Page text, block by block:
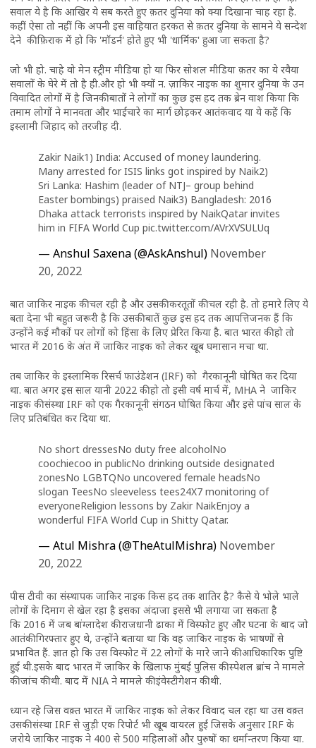
सवाल ये है कि आखिर ये सब करते हुए क़तर दुनिया को क्या दिखाना चाह रहा है.
कहीं ऐसा तो नहीं कि अपनी इस वाहियात हरकत से क़तर दुनिया के सामने ये सन्देश
देने की फ़िराक में हो कि 'मॉडर्न' होते हुए भी 'धार्मिक' हुआ जा सकता है?
जो भी हो. चाहे वो मेन स्ट्रीम मीडिया हो या फिर सोशल मीडिया क़तर का ये रवैया
सवालों के घेरे में तो है ही.और हो भी क्यों न. ज़ाकिर नाइक का शुमार दुनिया के उन
विवादित लोगों में है जिनकी बातों ने लोगों का कुछ इस हद तक ब्रेन वाश किया कि
तमाम लोगों ने मानवता और भाईचारे का मार्ग छोड़कर आतंकवाद या ये कहें कि
इस्लामी जिहाद को तरजीह दी.
Zakir Naik1) India: Accused of money laundering.
Many arrested for ISIS links got inspired by Naik2)
Sri Lanka: Hashim (leader of NTJ– group behind
Easter bombings) praised Naik3) Bangladesh: 2016
Dhaka attack terrorists inspired by NaikQatar invites
him in FIFA World Cup pic.twitter.com/AVrXVSULUq
— Anshul Saxena (@AskAnshul) November
20, 2022
बात जाकिर नाइक की चल रही है और उसकी करतूतों की चल रही है. तो हमारे लिए ये
बता देना भी बहुत जरूरी है कि उसकी बातें कुछ इस हद तक आपत्तिजनक हैं कि
उन्होंने कई मौकों पर लोगों को हिंसा के लिए प्रेरित किया है. बात भारत की हो तो
भारत में 2016 के अंत में जाकिर नाइक को लेकर खूब घमासान मचा था.
तब जाकिर के इस्लामिक रिसर्च फाउंडेशन (IRF) को गैरकानूनी घोषित कर दिया
था. बात अगर इस साल यानी 2022 की हो तो इसी वर्ष मार्च में, MHA ने जाकिर
नाइक की संस्था IRF को एक गैरकानूनी संगठन घोषित किया और इसे पांच साल के
लिए प्रतिबंधित कर दिया था.
No short dressesNo duty free alcoholNo
coochiecoo in publicNo drinking outside designated
zonesNo LGBTQNo uncovered female headsNo
slogan TeesNo sleeveless tees24X7 monitoring of
everyoneReligion lessons by Zakir NaikEnjoy a
wonderful FIFA World Cup in Shitty Qatar.
— Atul Mishra (@TheAtulMishra) November
20, 2022
पीस टीवी का संस्थापक जाकिर नाइक किस हद तक शातिर है? कैसे ये भोले भाले
लोगों के दिमाग से खेल रहा है इसका अंदाजा इससे भी लगाया जा सकता है
कि 2016 में जब बांग्‍लादेश की राजधानी ढाका में विस्‍फोट हुए और घटना के बाद जो
आतंकी गिरफ्तार हुए थे, उन्‍होंने बताया था कि वह जाकिर नाइक के भाषणों से
प्रभावित हैं. ज्ञात हो कि उस विस्‍फोट में 22 लोगों के मारे जाने की आधिकारिक पुष्टि
हुई थी.इसके बाद भारत में जाकिर के खिलाफ मुंबई पुलिस की स्‍पेशल ब्रांच ने मामले
की जांच की थी. बाद में NIA ने मामले की इंवेस्‍टीगेशन की थी.
ध्यान रहे जिस वक़्त भारत में जाकिर नाइक को लेकर विवाद चल रहा था उस वक़्त
उसकी संस्था IRF से जुड़ी एक रिपोर्ट भी खूब वायरल हुई जिसके अनुसार IRF के
जरोये जाकिर नाइक ने 400 से 500 महिलाओं और पुरुषों का धर्मान्तरण किया था.